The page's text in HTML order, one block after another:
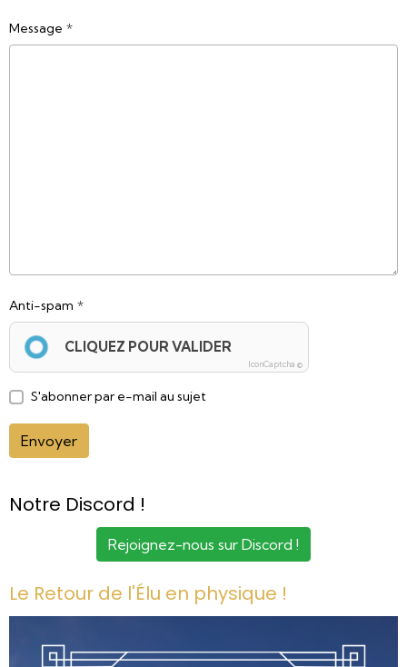
Message
Anti-spam
CLIQUEZ POUR VALIDER
IconCaptcha ©
S'abonner par e-mail au sujet
Envoyer
Notre Discord !
Rejoignez-nous sur Discord !
Le Retour de l'Élu en physique !